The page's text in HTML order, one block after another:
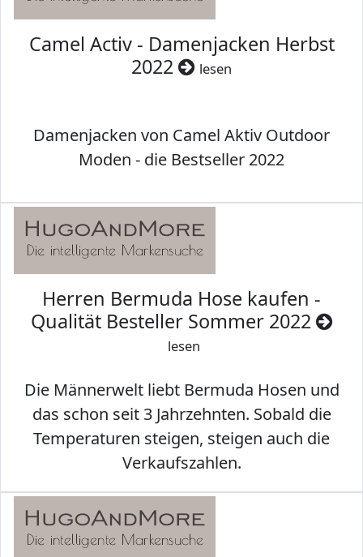
Camel Activ - Damenjacken Herbst
2022
lesen
Damenjacken von Camel Aktiv Outdoor
Moden - die Bestseller 2022
Herren Bermuda Hose kaufen -
Qualität Besteller Sommer 2022
lesen
Die Männerwelt liebt Bermuda Hosen und
das schon seit 3 Jahrzehnten. Sobald die
Temperaturen steigen, steigen auch die
Verkaufszahlen.